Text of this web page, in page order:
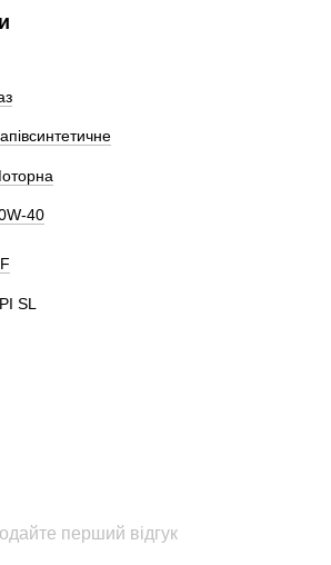
40
SL
перший відгук